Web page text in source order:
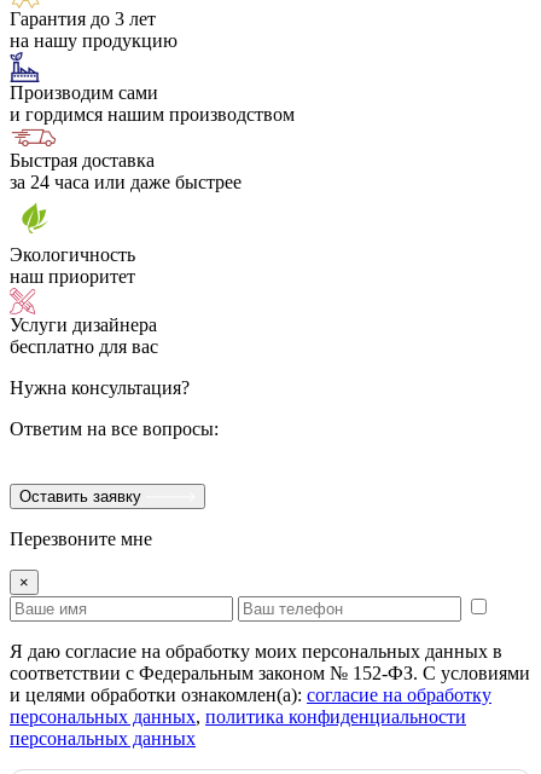
Гарантия до 3 лет
на нашу продукцию
Производим сами
и гордимся нашим производством
Быстрая доставка
за 24 часа или даже быстрее
Экологичность
наш приоритет
Услуги дизайнера
бесплатно для вас
Нужна консультация?
Ответим на все вопросы:
Оставить заявку
Перезвоните мне
×
Я даю согласие на обработку моих персональных данных в
соответствии с Федеральным законом № 152-ФЗ. С условиями
и целями обработки ознакомлен(а): cогласие на обработку
персональных данных, политика конфиденциальности
персональных данных